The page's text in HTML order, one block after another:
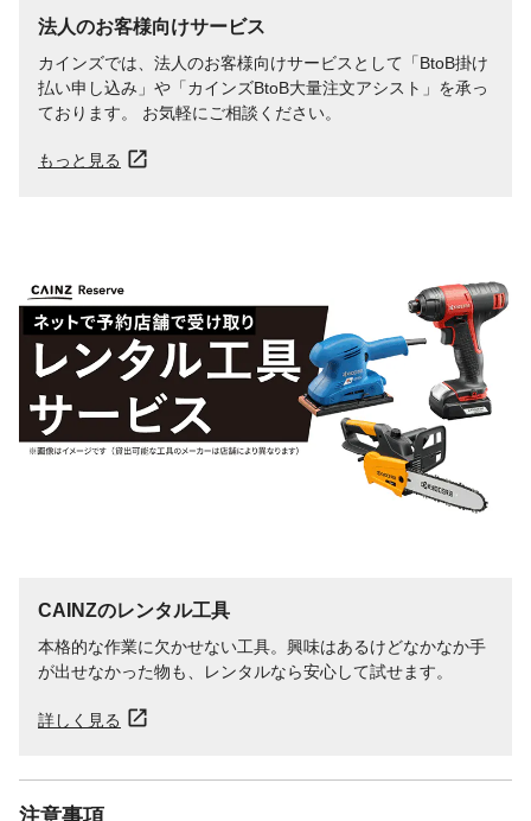
法人のお客様向けサービス
カインズでは、法人のお客様向けサービスとして「BtoB掛け
払い申し込み」や「カインズBtoB大量注文アシスト」を承っ
ております。 お気軽にご相談ください。
もっと見る
CAINZのレンタル工具
本格的な作業に欠かせない工具。興味はあるけどなかなか手
が出せなかった物も、レンタルなら安心して試せます。
詳しく見る